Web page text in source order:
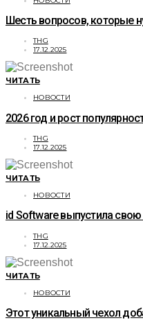
Шесть вопросов, которые
THG
17.12.2025
ЧИТАТЬ
НОВОСТИ
2026 год и рост
THG
17.12.2025
ЧИТАТЬ
НОВОСТИ
id Software выпустила
THG
17.12.2025
ЧИТАТЬ
НОВОСТИ
Этот уникальный чехол